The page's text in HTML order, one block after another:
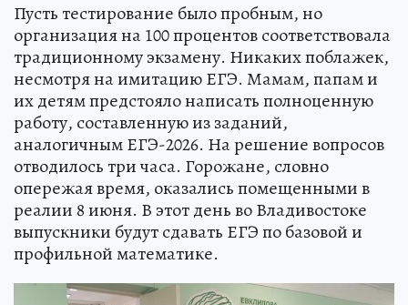
Пусть тестирование было пробным, но
организация на 100 процентов соответствовала
традиционному экзамену. Никаких поблажек,
несмотря на имитацию ЕГЭ. Мамам, папам и
их детям предстояло написать полноценную
работу, составленную из заданий,
аналогичным ЕГЭ-2026. На решение вопросов
отводилось три часа. Горожане, словно
опережая время, оказались помещенными в
реалии 8 июня. В этот день во Владивостоке
выпускники будут сдавать ЕГЭ по базовой и
профильной математике.